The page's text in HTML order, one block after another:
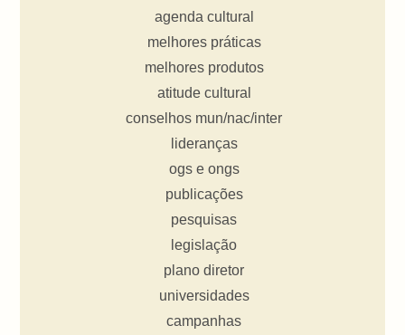
agenda cultural
melhores práticas
melhores produtos
atitude cultural
conselhos mun/nac/inter
lideranças
ogs e ongs
publicações
pesquisas
legislação
plano diretor
universidades
campanhas